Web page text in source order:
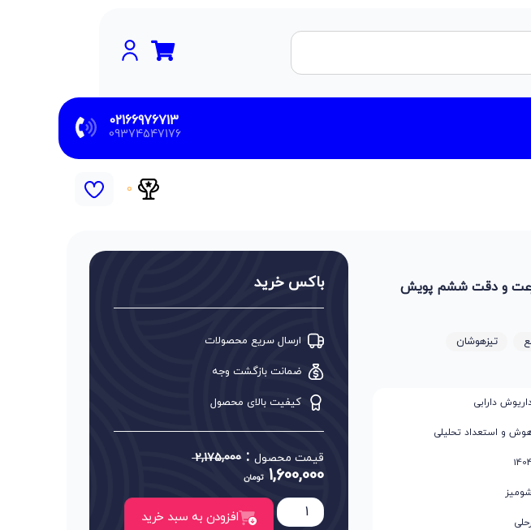
02166976713
09374547176
0
و دقت ششم پویش
تیزهوشان
دارابی
و استعداد تحلیلی
شومیز
رحلی
باکس خرید
ارسال سریع محصولات
ضمانت بازگشت وجه
کیفیت بالای محصول
قیمت محصول:
2,175,000
1,600,000 تومان
افزودن به سبد خرید